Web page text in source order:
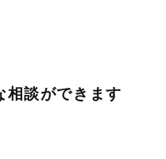
相談ができます